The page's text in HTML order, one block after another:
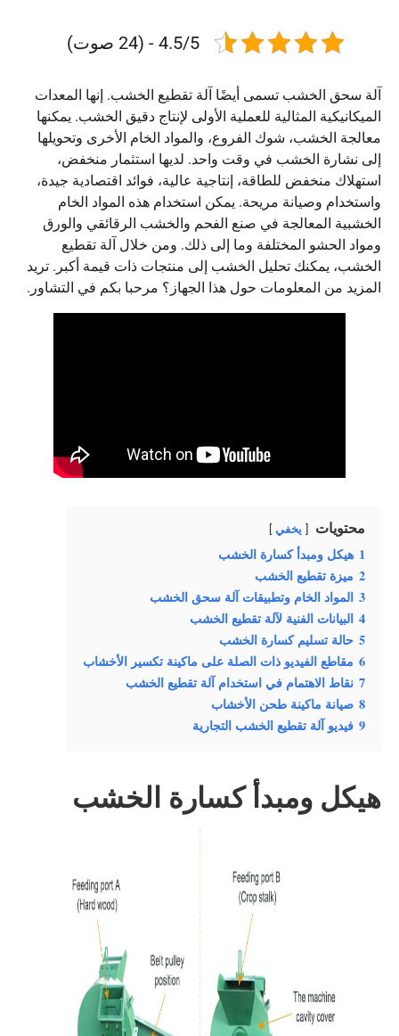
4.5/5 - (24 صوت)
آلة سحق الخشب تسمى أيضًا آلة تقطيع الخشب. إنها المعدات
الميكانيكية المثالية للعملية الأولى لإنتاج دقيق الخشب. يمكنها
معالجة الخشب، شوك الفروع، والمواد الخام الأخرى وتحويلها
إلى نشارة الخشب في وقت واحد. لديها استثمار منخفض،
استهلاك منخفض للطاقة، إنتاجية عالية، فوائد اقتصادية جيدة،
واستخدام وصيانة مريحة. يمكن استخدام هذه المواد الخام
الخشبية المعالجة في صنع الفحم والخشب الرقائقي والورق
ومواد الحشو المختلفة وما إلى ذلك. ومن خلال آلة تقطيع
الخشب، يمكنك تحليل الخشب إلى منتجات ذات قيمة أكبر. تريد
المزيد من المعلومات حول هذا الجهاز؟ مرحبا بكم في التشاور.
محتويات يخفي
1 هيكل ومبدأ كسارة الخشب
2 ميزة تقطيع الخشب
3 المواد الخام وتطبيقات آلة سحق الخشب
4 البيانات الفنية لآلة تقطيع الخشب
5 حالة تسليم كسارة الخشب
6 مقاطع الفيديو ذات الصلة على ماكينة تكسير الأخشاب
7 نقاط الاهتمام في استخدام آلة تقطيع الخشب
8 صيانة ماكينة طحن الأخشاب
9 فيديو آلة تقطيع الخشب التجارية
هيكل ومبدأ كسارة الخشب